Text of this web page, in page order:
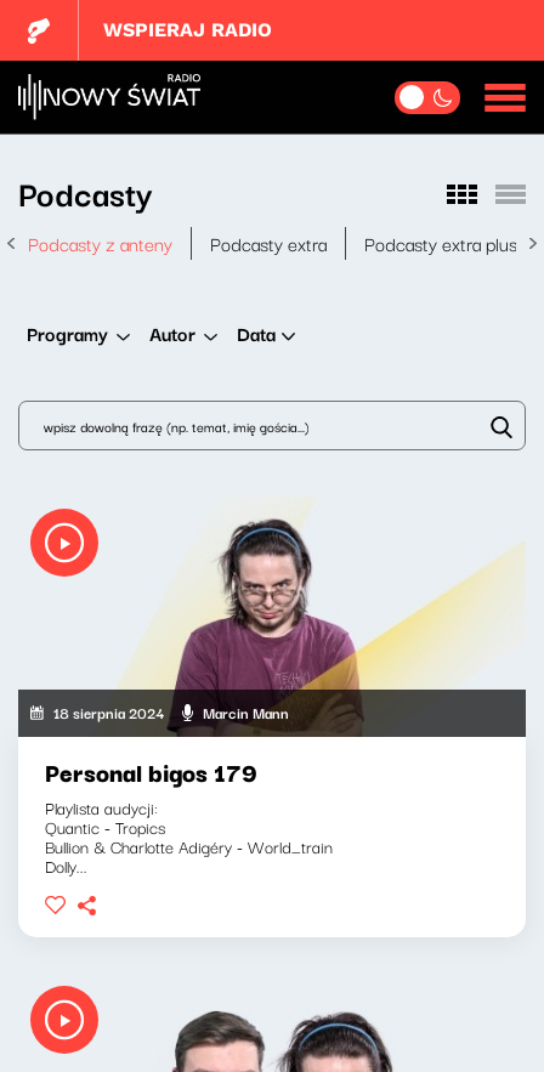
WSPIERAJ RADIO
Podcasty
Podcasty z anteny Podcasty extra Podcasty extra plus
Programy Autor Data
18 sierpnia 2024 Marcin Mann
Personal bigos 179
Playlista audycji:
Quantic - Tropics
Bullion & Charlotte Adigéry - World_train
Dolly...